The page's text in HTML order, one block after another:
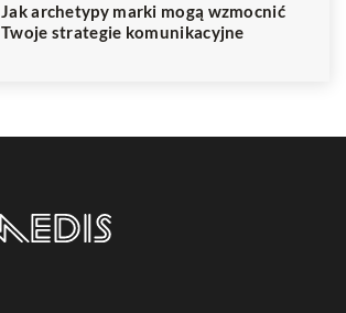
Jak archetypy marki mogą wzmocnić
Twoje strategie komunikacyjne